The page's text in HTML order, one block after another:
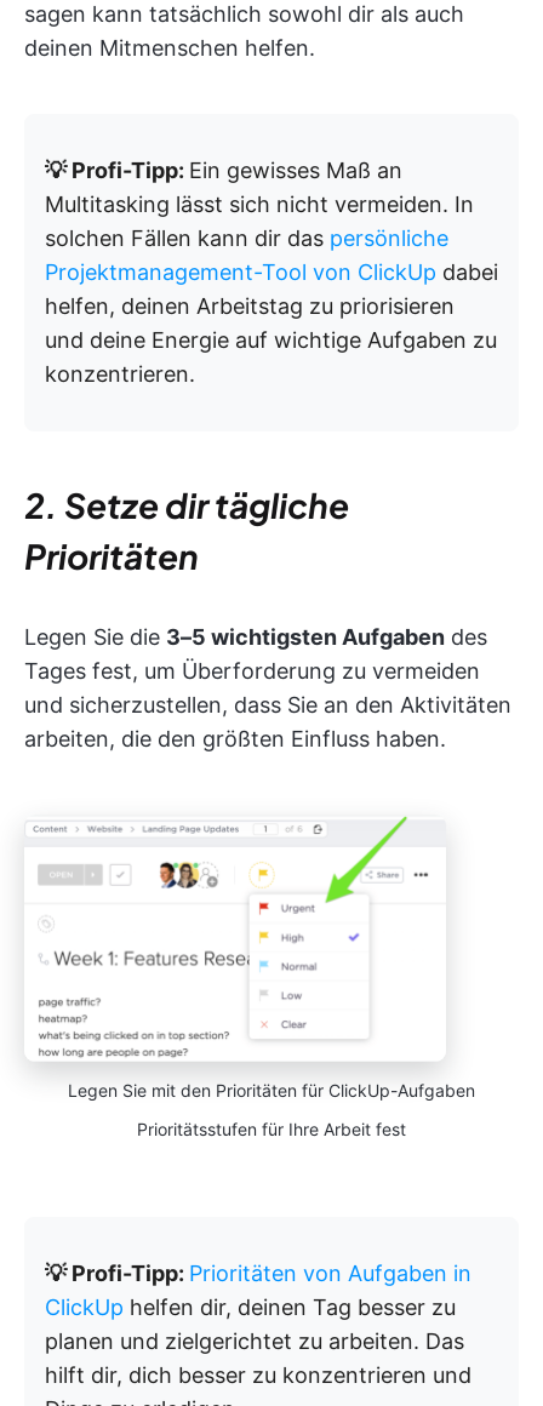
sagen kann tatsächlich sowohl dir als auch
deinen Mitmenschen helfen.
💡 Profi-Tipp: Ein gewisses Maß an
Multitasking lässt sich nicht vermeiden. In
solchen Fällen kann dir das persönliche
Projektmanagement-Tool von ClickUp dabei
helfen, deinen Arbeitstag zu priorisieren
und deine Energie auf wichtige Aufgaben zu
konzentrieren.
2. Setze dir tägliche
Prioritäten
Legen Sie die 3–5 wichtigsten Aufgaben des
Tages fest, um Überforderung zu vermeiden
und sicherzustellen, dass Sie an den Aktivitäten
arbeiten, die den größten Einfluss haben.
Legen Sie mit den Prioritäten für ClickUp-Aufgaben
Prioritätsstufen für Ihre Arbeit fest
💡 Profi-Tipp: Prioritäten von Aufgaben in
ClickUp helfen dir, deinen Tag besser zu
planen und zielgerichtet zu arbeiten. Das
hilft dir, dich besser zu konzentrieren und